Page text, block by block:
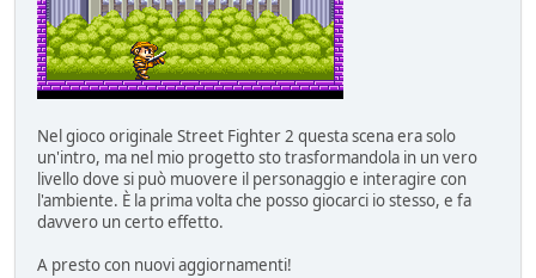
Nel gioco originale Street Fighter 2 questa scena era solo
un'intro, ma nel mio progetto sto trasformandola in un vero
livello dove si può muovere il personaggio e interagire con
l'ambiente. È la prima volta che posso giocarci io stesso, e fa
davvero un certo effetto.
A presto con nuovi aggiornamenti!